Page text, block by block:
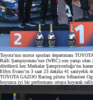
Toyota’nın motor sporları departmanı
Ralli Şampiyonası’nın (WRC) son yarışı
dördüncü kez Markalar Şampiyonluğu’nu
Elfyn Evans’ın 3 saat 23 dakika 41 saniyelik
TOYOTA GAZOO Racing pilotu Sébastien
boyunca iyi bir performans ortaya koyarak